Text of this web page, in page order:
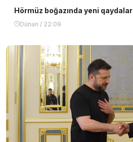
Hörmüz boğazında yeni qaydalar
Dünən / 22:09